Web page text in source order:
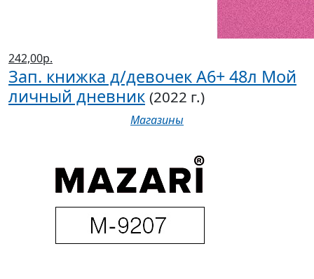
242,00р.
Зап. книжка д/девочек А6+ 48л Мой
личный дневник (2022 г.)
Магазины